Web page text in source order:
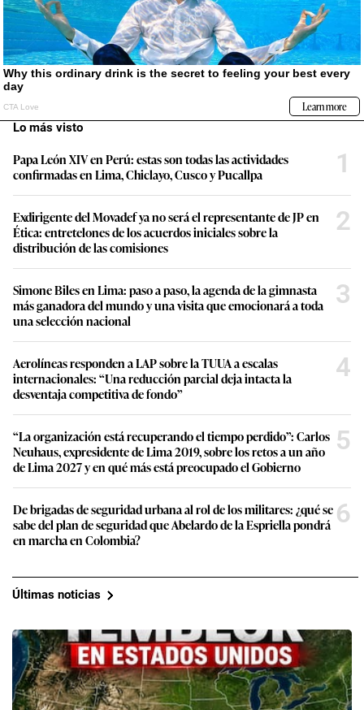
Lo más visto
Papa León XIV en Perú: estas son todas las actividades
confirmadas en Lima, Chiclayo, Cusco y Pucallpa
1
Exdirigente del Movadef ya no será el representante de JP en
Ética: entretelones de los acuerdos iniciales sobre la
distribución de las comisiones
2
Simone Biles en Lima: paso a paso, la agenda de la gimnasta
más ganadora del mundo y una visita que emocionará a toda
una selección nacional
3
Aerolíneas responden a LAP sobre la TUUA a escalas
internacionales: “Una reducción parcial deja intacta la
desventaja competitiva de fondo”
4
“La organización está recuperando el tiempo perdido”: Carlos
Neuhaus, expresidente de Lima 2019, sobre los retos a un año
de Lima 2027 y en qué más está preocupado el Gobierno
5
De brigadas de seguridad urbana al rol de los militares: ¿qué se
sabe del plan de seguridad que Abelardo de la Espriella pondrá
en marcha en Colombia?
6
Últimas noticias